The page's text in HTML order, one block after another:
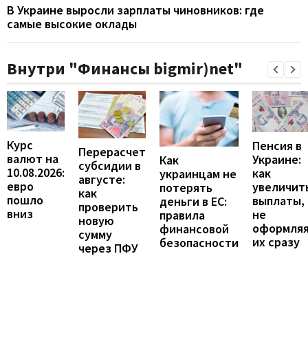
В Украине выросли зарплаты чиновников: где
самые высокие оклады
Внутри "Финансы bigmir)net"
Курс
валют на
10.08.2026:
евро
пошло
вниз
Перерасчет
субсидии в
августе:
как
проверить
новую
сумму
через ПФУ
Как
украинцам не
потерять
деньги в ЕС:
правила
финансовой
безопасности
Пенсия в
Украине:
как
выплаты,
не
их сразу